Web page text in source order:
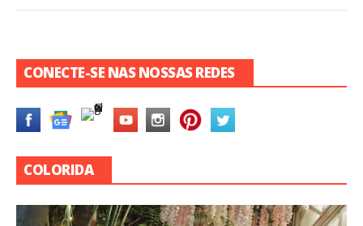
CONECTE-SE NAS NOSSAS REDES
COLORIDA